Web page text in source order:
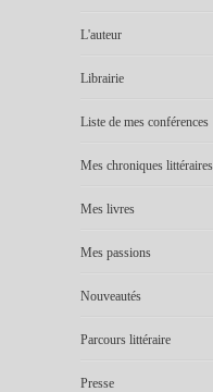
L'auteur
Librairie
Liste de mes conférences
Mes chroniques littéraires
Mes livres
Mes passions
Nouveautés
Parcours littéraire
Presse